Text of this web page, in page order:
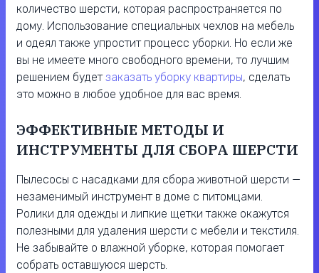
количество шерсти, которая распространяется по
дому. Использование специальных чехлов на мебель
и одеял также упростит процесс уборки. Но если же
вы не имеете много свободного времени, то лучшим
решением будетзаказать уборку квартиры, сделать
это можно в любое удобное для вас время.
ЭФФЕКТИВНЫЕ МЕТОДЫ И
ИНСТРУМЕНТЫ ДЛЯ СБОРА ШЕРСТИ
Пылесосы с насадками для сбора животной шерсти —
незаменимый инструмент в доме с питомцами.
Ролики для одежды и липкие щетки также окажутся
полезными для удаления шерсти с мебели и текстиля.
Не забывайте о влажной уборке, которая помогает
собрать оставшуюся шерсть.